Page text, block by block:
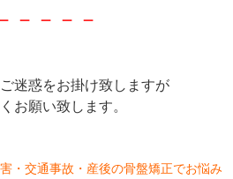
－－－－
迷惑をお掛け致し ますが
お願い致します。
・交通事故・産後の骨盤矯正でお悩み